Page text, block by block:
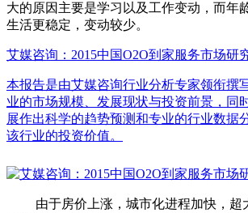
大的原因主要是学习以及工作变动，而年
生活更稳定，变动较少。
艾媒咨询：2015中国O2O到家服务市场研
本报告是由艾媒咨询行业分析专家领衔撰
业的市场规模、发展现状与投资前景，同
展作出科学的趋势预测和专业的行业数据
该行业的投资价值。
由于房价上涨，城市化进程加快，超